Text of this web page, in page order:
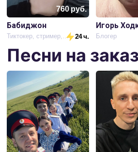
760руб.
Бабиджон
Тиктокер, стример, блогер 24 ч.
Игорь
Блогер
Песни на заказ